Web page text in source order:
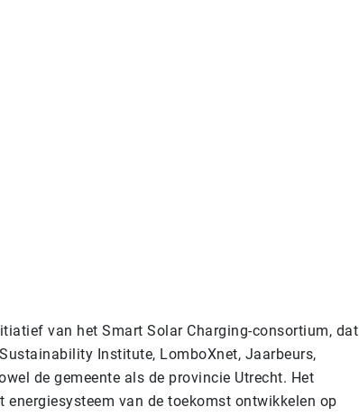
van het Smart Solar Charging-consortium, dat
Institute, LomboXnet, Jaarbeurs,
de gemeente als de provincie Utrecht. Het
van de toekomst ontwikkelen op